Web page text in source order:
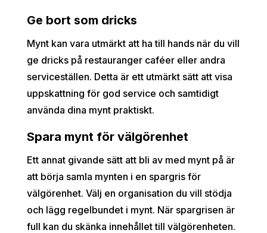
Ge bort som dricks
Mynt kan vara utmärkt att ha till hands när du vill
ge dricks på restauranger caféer eller andra
serviceställen. Detta är ett utmärkt sätt att visa
uppskattning för god service och samtidigt
använda dina mynt praktiskt.
Spara mynt för välgörenhet
Ett annat givande sätt att bli av med mynt på är
att börja samla mynten i en spargris för
välgörenhet. Välj en organisation du vill stödja
och lägg regelbundet i mynt. När spargrisen är
full kan du skänka innehållet till välgörenheten.